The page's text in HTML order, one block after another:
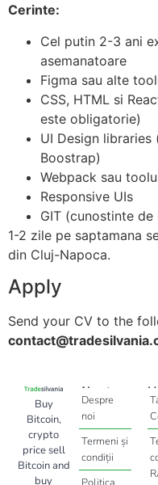
Cerinte:
Cel putin 2-3 ani
asemanatoare
Figma sau alte
CSS, HTML si
este obligatorie)
UI Design libraries
Boostrap)
Webpack sau
Responsive UIs
GIT (cunostinte de
1-2 zile pe saptamana
din Cluj-Napoca.
Apply
Send your CV to the
Buy
Bitcoin,
crypto
price sell
Bitcoin and
buy
About
Despre
noi
Termeni și
condiții